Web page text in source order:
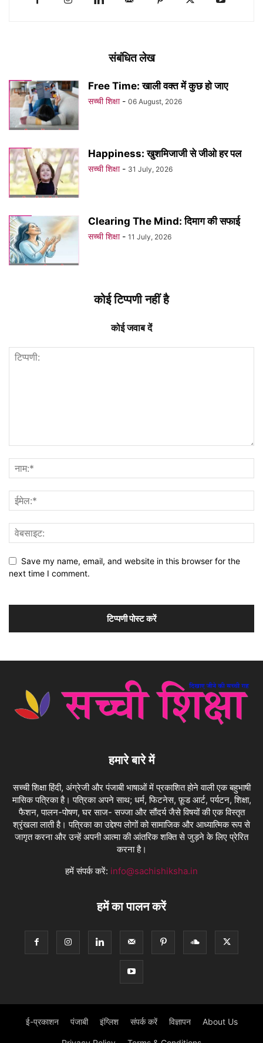
संबंधित लेख
Free Time: खाली वक्त में कुछ हो जाए
सच्ची शिक्षा - 06 August, 2026
Happiness: खुशमिजाजी से जीओ हर पल
सच्ची शिक्षा - 31 July, 2026
Clearing The Mind: दिमाग की सफाई
सच्ची शिक्षा - 11 July, 2026
कोई टिप्पणी नहीं है
कोई जवाब दें
Save my name, email, and website in this browser for the
next time I comment.
हमारे बारे में
सच्ची शिक्षा हिंदी, अंग्रेजी और पंजाबी भाषाओं में प्रकाशित होने वाली एक बहुभाषी
मासिक पत्रिका है। पत्रिका अपने साथ; धर्म, फिटनेस, फ़ूड आर्ट, पर्यटन, शिक्षा,
फैशन, पालन-पोषण, घर साज- सज्जा और सौंदर्य जैसे विषयों की एक विस्तृत
श्रृंखला लाती है। पत्रिका का उद्देश्य लोगों को सामाजिक और आध्यात्मिक रूप से
जागृत करना और उन्हें अपनी आत्मा की आंतरिक शक्ति से जुड़ने के लिए प्रेरित
करना है।
हमें संपर्क करें: info@sachishiksha.in
हमें का पालन करें
ई-प्रकाशन पंजाबी इंग्लिश संपर्क करें विज्ञापन About Us